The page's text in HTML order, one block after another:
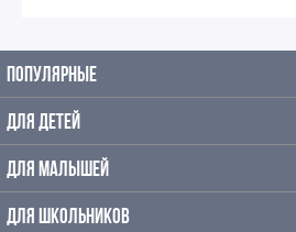
ПОПУЛЯРНЫЕ
ДЛЯ ДЕТЕЙ
ДЛЯ МАЛЫШЕЙ
ДЛЯ ШКОЛЬНИКОВ